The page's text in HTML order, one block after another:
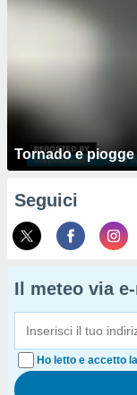
Tornado e
Seguici
Il meteo via e-
Ho letto e accetto